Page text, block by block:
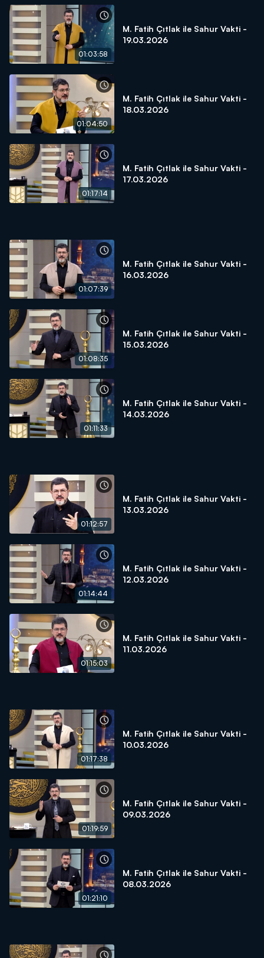
01:03:58
M. Fatih Çıtlak ile Sahur Vakti -
19.03.2026
01:04:50
M. Fatih Çıtlak ile Sahur Vakti -
18.03.2026
01:17:14
M. Fatih Çıtlak ile Sahur Vakti -
17.03.2026
01:07:39
M. Fatih Çıtlak ile Sahur Vakti -
16.03.2026
01:08:35
M. Fatih Çıtlak ile Sahur Vakti -
15.03.2026
01:11:33
M. Fatih Çıtlak ile Sahur Vakti -
14.03.2026
01:12:57
M. Fatih Çıtlak ile Sahur Vakti -
13.03.2026
01:14:44
M. Fatih Çıtlak ile Sahur Vakti -
12.03.2026
01:15:03
M. Fatih Çıtlak ile Sahur Vakti -
11.03.2026
01:17:38
M. Fatih Çıtlak ile Sahur Vakti -
10.03.2026
01:19:59
M. Fatih Çıtlak ile Sahur Vakti -
09.03.2026
01:21:10
M. Fatih Çıtlak ile Sahur Vakti -
08.03.2026